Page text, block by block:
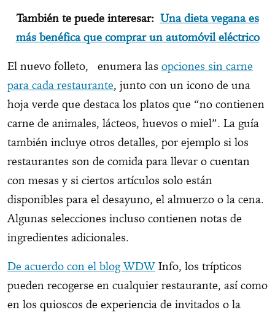
También te puede interesar: Una dieta vegana es
más benéfica que comprar un automóvil eléctrico
El nuevo folleto, enumera las opciones sin carne
para cada restaurante, junto con un icono de una
hoja verde que destaca los platos que “no contienen
carne de animales, lácteos, huevos o miel”. La guía
también incluye otros detalles, por ejemplo si los
restaurantes son de comida para llevar o cuentan
con mesas y si ciertos artículos solo están
disponibles para el desayuno, el almuerzo o la cena.
Algunas selecciones incluso contienen notas de
ingredientes adicionales.
De acuerdo con el blog WDW Info, los trípticos
pueden recogerse en cualquier restaurante, así como
en los quioscos de experiencia de invitados o la